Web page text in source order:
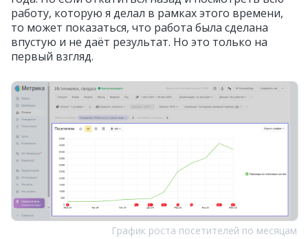
работу, которую я делал в рамках этого времени,
то может показаться, что работа была сделана
впустую и не даёт результат. Но это только на
первый взгляд.
График роста посетителей по месяцам